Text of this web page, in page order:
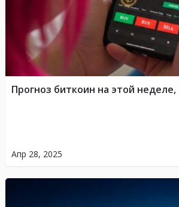
Апр 28, 2025
Прогноз биткоин на этой неделе,